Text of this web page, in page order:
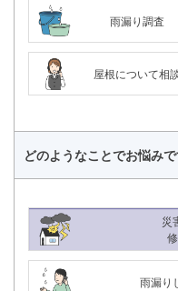
雨漏り調査
屋根について相
どのようなことでお悩み
災
雨漏り